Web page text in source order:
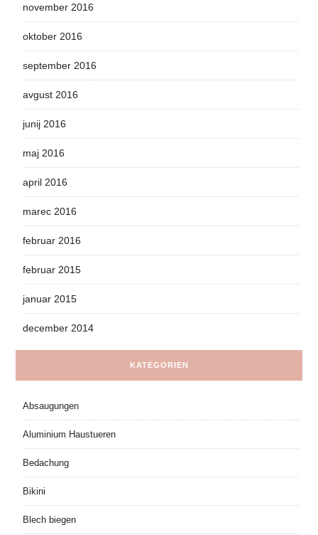
november 2016
oktober 2016
september 2016
avgust 2016
junij 2016
maj 2016
april 2016
marec 2016
februar 2016
februar 2015
januar 2015
december 2014
KATEGORIEN
Absaugungen
Aluminium Haustueren
Bedachung
Bikini
Blech biegen